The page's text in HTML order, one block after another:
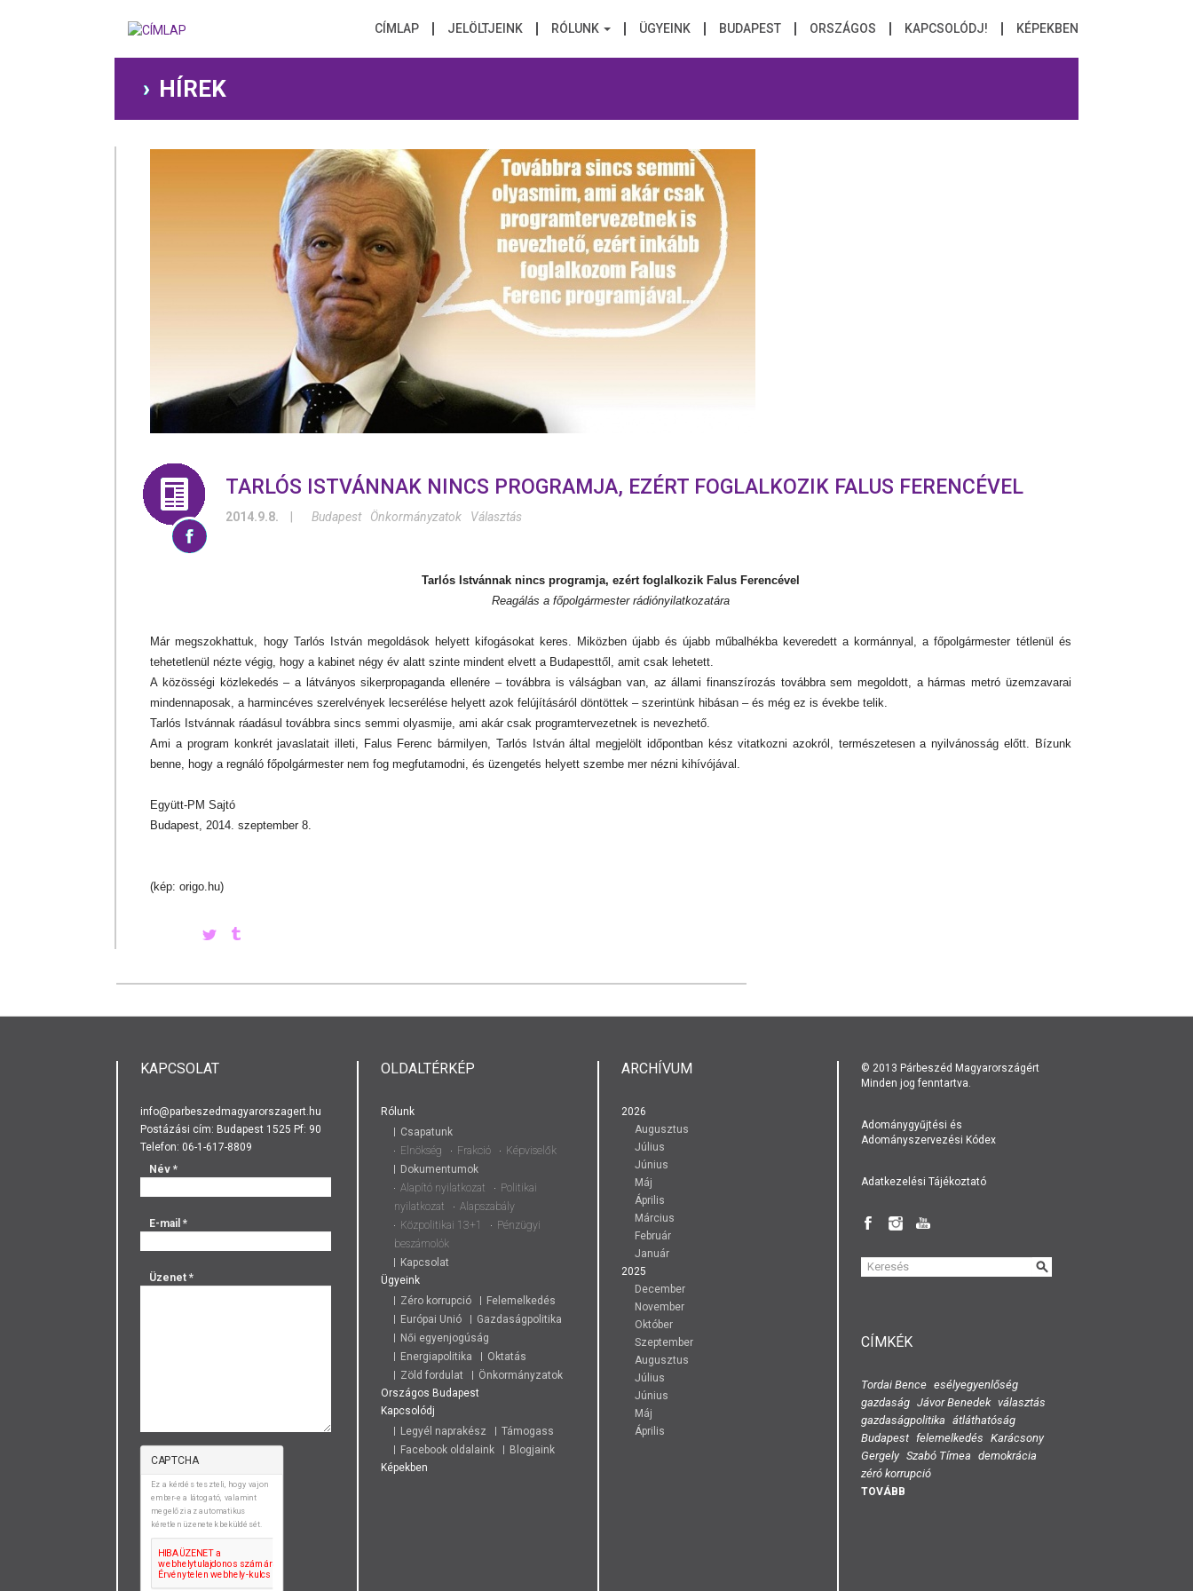
CÍMLAP JELÖLTJEINK RÓLUNK ÜGYEINK BUDAPEST ORSZÁGOS KAPCSOLÓDJ! KÉPEKBEN
HÍREK
TARLÓS ISTVÁNNAK NINCS PROGRAMJA, EZÉRT FOGLALKOZIK FALUS FERENCÉVEL
2014.9.8. Budapest Önkormányzatok Választás
Tarlós Istvánnak nincs programja, ezért foglalkozik Falus Ferencével
Reagálás a főpolgármester rádiónyilatkozatára
Már megszokhattuk, hogy Tarlós István megoldások helyett kifogásokat keres. Miközben újabb és újabb műbalhékba keveredett a kormánnyal, a főpolgármester tétlenül és
tehetetlenül nézte végig, hogy a kabinet négy év alatt szinte mindent elvett a Budapesttől, amit csak lehetett.
A közösségi közlekedés – a látványos sikerpropaganda ellenére – továbbra is válságban van, az állami finanszírozás továbbra sem megoldott, a hármas metró üzemzavarai
mindennaposak, a harmincéves szerelvények lecserélése helyett azok felújításáról döntöttek – szerintünk hibásan – és még ez is évekbe telik.
Tarlós Istvánnak ráadásul továbbra sincs semmi olyasmije, ami akár csak programtervezetnek is nevezhető.
Ami a program konkrét javaslatait illeti, Falus Ferenc bármilyen, Tarlós István által megjelölt időpontban kész vitatkozni azokról, természetesen a nyilvánosság előtt. Bízunk
benne, hogy a regnáló főpolgármester nem fog megfutamodni, és üzengetés helyett szembe mer nézni kihívójával.
Együtt-PM Sajtó
Budapest, 2014. szeptember 8.
(kép: origo.hu)
KAPCSOLAT
info@parbeszedmagyarorszagert.hu
Postázási cím: Budapest 1525 Pf: 90
Telefon: 06-1-617-8809
Név *
E-mail *
Üzenet *
CAPTCHA
Ez a kérdés teszteli, hogy vajon
ember-e a látogató, valamint
megelőzi az automatikus
kéretlen üzenetek beküldését.
OLDALTÉRKÉP
Rólunk
Csapatunk
Elnökség
Frakció
Képviselők
Dokumentumok
Alapító nyilatkozat
Politikai
nyilatkozat
Alapszabály
Közpolitikai 13+1
Pénzügyi
beszámolók
Kapcsolat
Ügyeink
Zéro korrupció
Felemelkedés
Európai Unió
Gazdaságpolitika
Női egyenjogúság
Energiapolitika
Oktatás
Zöld fordulat
Önkormányzatok
Országos Budapest
Kapcsolódj
Legyél naprakész
Támogass
Facebook oldalaink
Blogjaink
Képekben
ARCHÍVUM
2026
Augusztus
Július
Június
Máj
Április
Március
Február
Január
2025
December
November
Október
Szeptember
Augusztus
Július
Június
Máj
Április
© 2013 Párbeszéd Magyarországért
Minden jog fenntartva.
Adománygyűjtési és
Adományszervezési Kódex
Adatkezelési Tájékoztató
KERESÉS
ŰRLAP
CÍMKÉK
Tordai Bence esélyegyenlőség
gazdaság Jávor Benedek választás
gazdaságpolitika átláthatóság
Budapest felemelkedés Karácsony
Gergely Szabó Tímea demokrácia
zéró korrupció
TOVÁBB